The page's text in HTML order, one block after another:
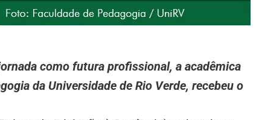
como futura profissional, a acadêmica
da Universidade de Rio Verde, recebeu o